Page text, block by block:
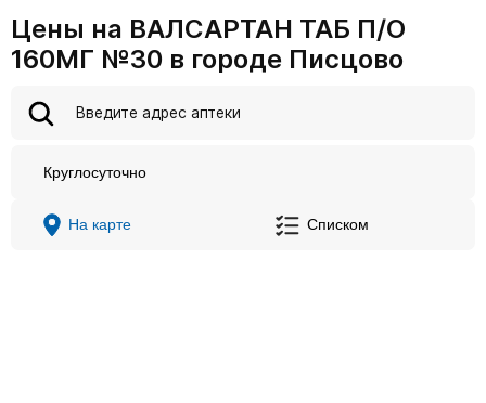
Цены на ВАЛСАРТАН ТАБ П/О
160МГ №30 в городе Писцово
Круглосуточно
На карте Списком